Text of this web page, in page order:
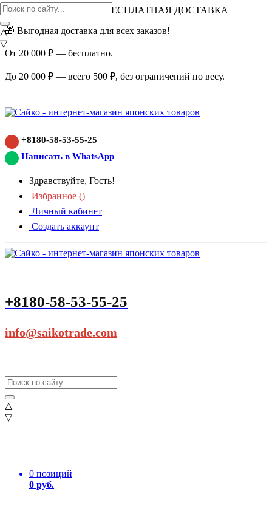
ВНИМАНИЕ АКЦИЯ!
БЕСПЛАТНАЯ ДОСТАВКА
🎁 Выгодная доставка для всех заказов!
От 20 000 ₽ — бесплатно.
До 20 000 ₽ — всего 500 ₽, без ограничений по весу.
+8180-58-53-55-25
Написать в WhatsApp
Здравствуйте, Гость!
Избранное ()
Личный кабинет
Создать аккаунт
+8180-58-53-55-25
info@saikotrade.com
△
▽
0 позиций
0 руб.
△
▽